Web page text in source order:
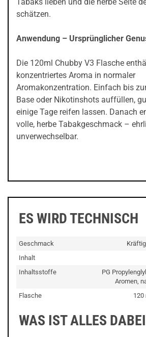
schätzen.
Anwendung – Ursprünglicher
Die 120ml Chubby V3 Flasche
konzentriertes Aroma in normaler
Aromakonzentration. Einfach bis
Base oder Nikotinshots auffüllen,
einige Tage reifen lassen. Danach
volle, herbe Tabakgeschmack –
unverwechselbar.
ES WIRD TECHNISCH
Geschmack
Inhalt
Inhaltsstoffe
PG
Aromen,
Flasche
120
WAS IST ALLES DABEI